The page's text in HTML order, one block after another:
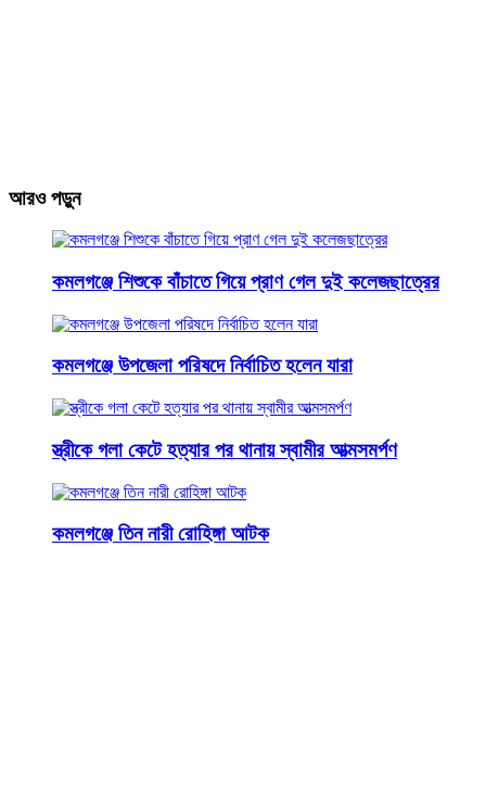
আরও পড়ুন
কমলগঞ্জে শিশুকে বাঁচাতে গিয়ে প্রাণ গেল দুই কলেজছাত্রের
কমলগঞ্জে উপজেলা পরিষদে নির্বাচিত হলেন যারা
স্ত্রীকে গলা কেটে হত্যার পর থানায় স্বামীর আত্মসমর্পণ
কমলগঞ্জে তিন নারী রোহিঙ্গা আটক